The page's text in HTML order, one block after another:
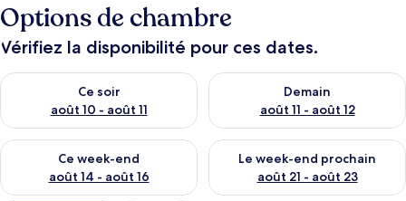
Options de chambre
Vérifiez la disponibilité pour ces dates.
Ce soir
août 10 - août 11
Vérifier la disponibilité pour ce soir août 10 - août 11
Demain
août 11 - août 12
Vérifier la disponibilité pour
Ce week-end
août 14 - août 16
Vérifier la disponibilité pour ce week-end août 14 - août 16
Le week-end prochain
août 21 - août 23
Vérifier la disponibilité pour